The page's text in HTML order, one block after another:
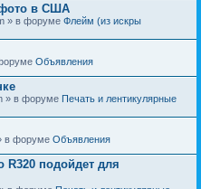
фото в США
» в форуме Флейм (из искры
Объявления
» в форуме Печать и лентикулярные
в форуме Объявления
R320 подойдет для